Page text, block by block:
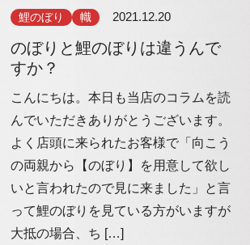
鯉のぼり 幟 2021.12.20
のぼりと鯉のぼりは違うんで
すか？
こんにちは。本日も当店のコラムを読
んでいただきありがとうございます。
よく店頭に来られたお客様で「向こう
の両親から【のぼり】を用意して欲し
いと言われたので見に来ました」と言
って鯉のぼりを見ている方がいますが
大抵の場合、ち […]